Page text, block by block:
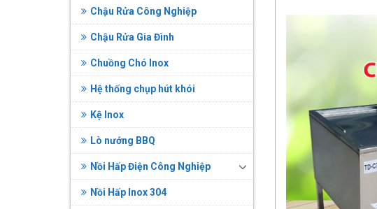
Chậu Rửa Công Nghiệp
Chậu Rửa Gia Đình
Chuồng Chó Inox
Hệ thống chụp hút khói
Kệ Inox
Lò nướng BBQ
Nồi Hấp Điện Công Nghiệp
Nồi Hấp Inox 304